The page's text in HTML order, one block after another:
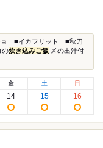
ョ ■イカフリット ■秋刀
の炊き込みご飯 〆の出汁付
金
14
土
15
日
16